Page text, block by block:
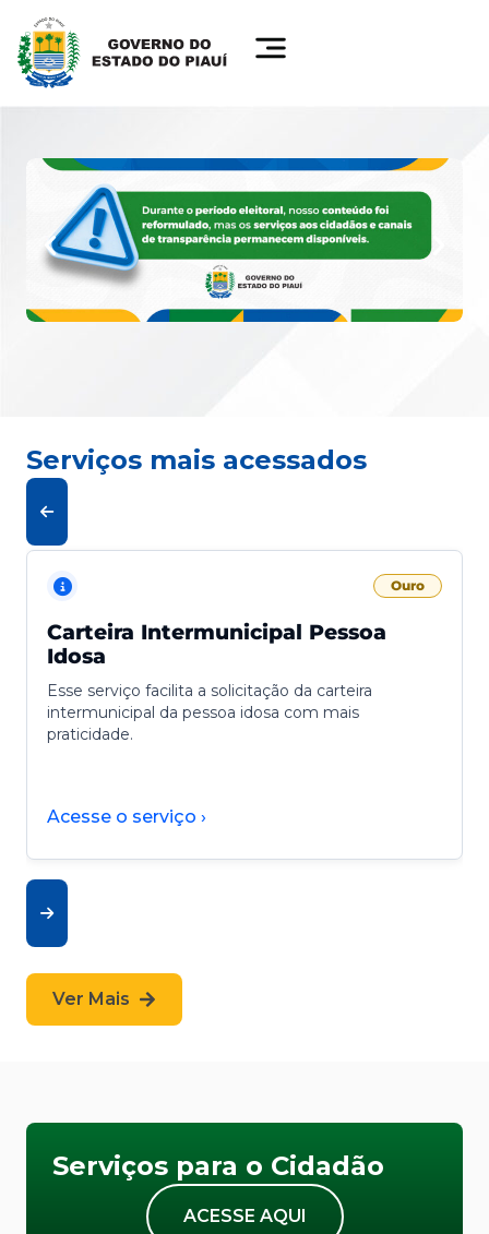
Serviços mais acessados
Ouro
Carteira Intermunicipal Pessoa
Idosa
Esse serviço facilita a solicitação da carteira
intermunicipal da pessoa idosa com mais
praticidade.
Acesse o serviço ›
Ver Mais
Serviços para o Cidadão
ACESSE AQUI